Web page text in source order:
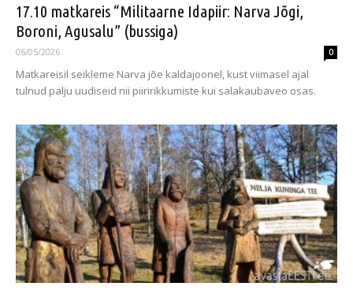
17.10 matkareis “Militaarne Idapiir: Narva Jõgi,
Boroni, Agusalu” (bussiga)
06/05/2026 0
Matkareisil seikleme Narva jõe kaldajoonel, kust viimasel ajal
tulnud palju uudiseid nii piiririkkumiste kui salakaubaveo osas.